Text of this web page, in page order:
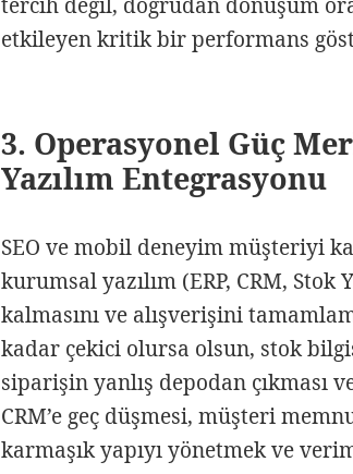
etkileyen kritik bir performans
3. Operasyonel Güç
Yazılım Entegrasyonu
SEO ve mobil deneyim müşteriyi
kurumsal yazılım (ERP, CRM,
kalmasını ve alışverişini
kadar çekici olursa olsun, stok
siparişin yanlış depodan
CRM’e geç düşmesi, müşteri
karmaşık yapıyı yönetmek ve